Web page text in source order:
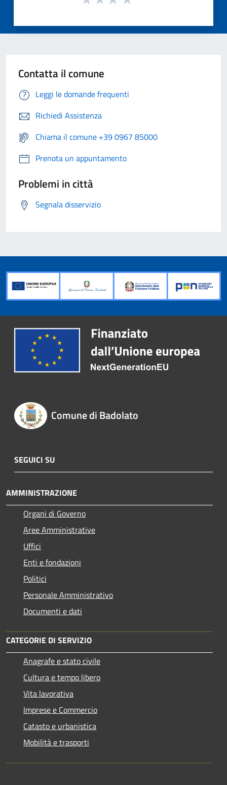
Contatta il comune
Leggi le domande frequenti
Richiedi Assistenza
Chiama il comune +39 0967 85000
Prenota un appuntamento
Problemi in città
Segnala disservizio
Comune di Badolato
SEGUICI SU
AMMINISTRAZIONE
Organi di Governo
Aree Amministrative
Uffici
Enti e fondazioni
Politici
Personale Amministrativo
Documenti e dati
CATEGORIE DI SERVIZIO
Anagrafe e stato civile
Cultura e tempo libero
Vita lavorativa
Imprese e Commercio
Catasto e urbanistica
Mobilità e trasporti